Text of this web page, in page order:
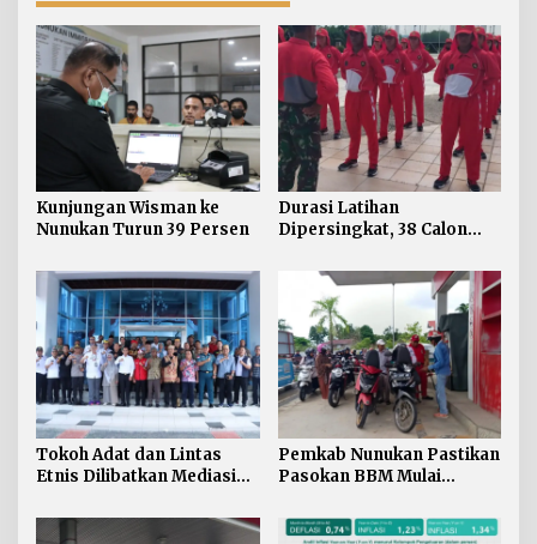
Kunjungan Wisman ke
Nunukan Turun 39 Persen
Durasi Latihan
Dipersingkat, 38 Calon
Digembleng Tampil
Maksimal
Tokoh Adat dan Lintas
Etnis Dilibatkan Mediasi
Nunukan
Pemkab Nunukan Pastikan
Pasokan BBM Mulai
Didistribusikan